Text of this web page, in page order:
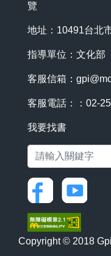
覽
地址：10491台北
指導單位：文化部
客服信箱：
客服電話：：02-
我要找書
Copyright © 2018